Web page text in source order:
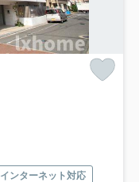
インターネット対応